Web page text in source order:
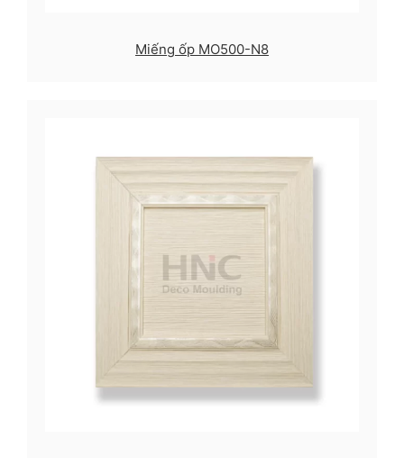
Miếng ốp MO500-N8